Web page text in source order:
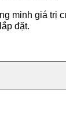
giá trị
đặt.